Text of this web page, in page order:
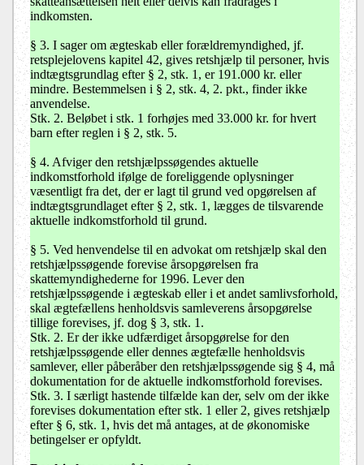
indkomsten.
§ 3. I sager om ægteskab eller forældremyndighed, jf.
retsplejelovens kapitel 42, gives retshjælp til personer, hvis
indtægtsgrundlag efter § 2, stk. 1, er 191.000 kr. eller
mindre. Bestemmelsen i § 2, stk. 4, 2. pkt., finder ikke
anvendelse.
Stk. 2. Beløbet i stk. 1 forhøjes med 33.000 kr. for hvert
barn efter reglen i § 2, stk. 5.
§ 4. Afviger den retshjælpssøgendes aktuelle
indkomstforhold ifølge de foreliggende oplysninger
væsentligt fra det, der er lagt til grund ved opgørelsen af
indtægtsgrundlaget efter § 2, stk. 1, lægges de tilsvarende
aktuelle indkomstforhold til grund.
§ 5. Ved henvendelse til en advokat om retshjælp skal den
retshjælpssøgende forevise årsopgørelsen fra
skattemyndighederne for 1996. Lever den
retshjælpssøgende i ægteskab eller i et andet samlivsforhold,
skal ægtefællens henholdsvis samleverens årsopgørelse
tillige forevises, jf. dog § 3, stk. 1.
Stk. 2. Er der ikke udfærdiget årsopgørelse for den
retshjælpssøgende eller dennes ægtefælle henholdsvis
samlever, eller påberåber den retshjælpssøgende sig § 4, må
dokumentation for de aktuelle indkomstforhold forevises.
Stk. 3. I særligt hastende tilfælde kan der, selv om der ikke
forevises dokumentation efter stk. 1 eller 2, gives retshjælp
efter § 6, stk. 1, hvis det må antages, at de økonomiske
betingelser er opfyldt.